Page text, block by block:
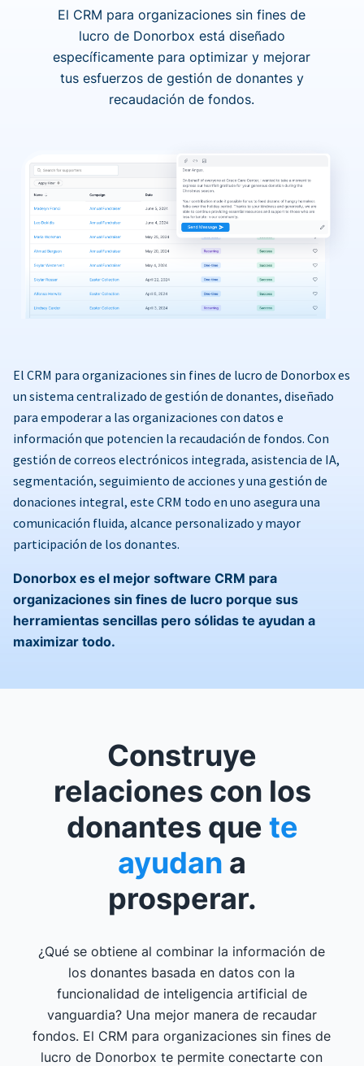
El CRM para organizaciones sin fines de
lucro de Donorbox está diseñado
específicamente para optimizar y mejorar
tus esfuerzos de gestión de donantes y
recaudación de fondos.
El CRM para organizaciones sin fines de lucro de Donorbox es
un sistema centralizado de gestión de donantes, diseñado
para empoderar a las organizaciones con datos e
información que potencien la recaudación de fondos. Con
gestión de correos electrónicos integrada, asistencia de IA,
segmentación, seguimiento de acciones y una gestión de
donaciones integral, este CRM todo en uno asegura una
comunicación fluida, alcance personalizado y mayor
participación de los donantes.
Donorbox es el mejor software CRM para
organizaciones sin fines de lucro porque sus
herramientas sencillas pero sólidas te ayudan a
maximizar todo.
Construye
relaciones con los
donantes que te
ayudan a
prosperar.
¿Qué se obtiene al combinar la información de
los donantes basada en datos con la
funcionalidad de inteligencia artificial de
vanguardia? Una mejor manera de recaudar
fondos. El CRM para organizaciones sin fines de
lucro de Donorbox te permite conectarte con